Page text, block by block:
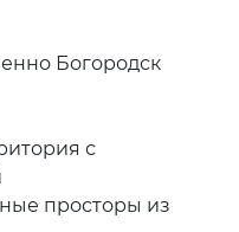
Богородск
с
просторы из